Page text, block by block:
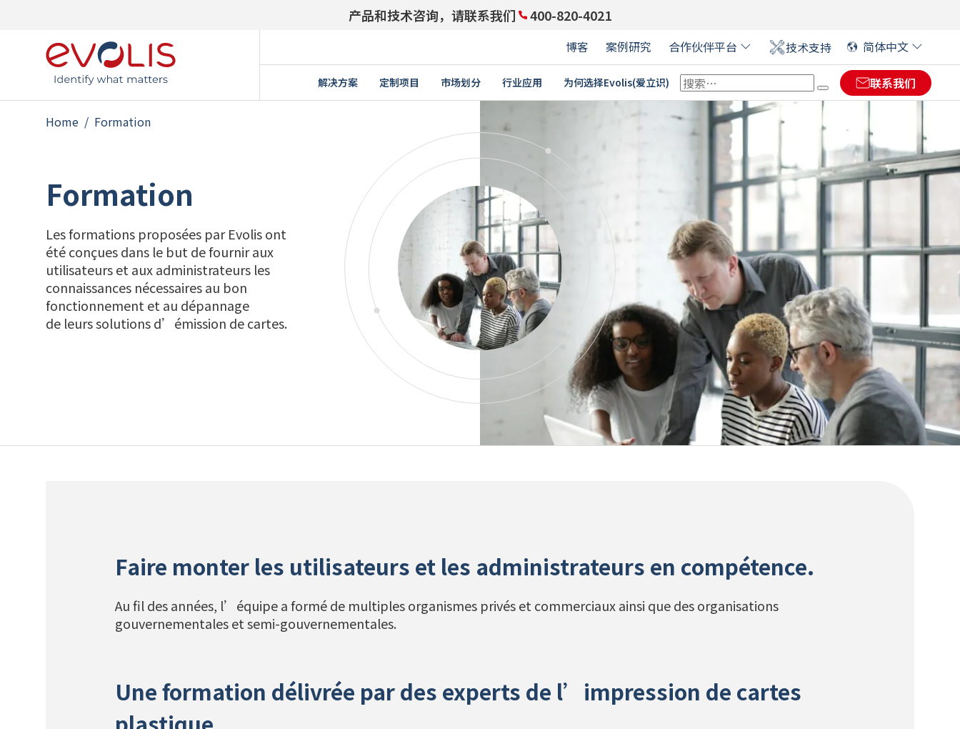
产品和技术咨询，请联系我们 400-820-4021
博客 案例研究 合作伙伴平台
与领先企业携手同行：成为 EVOLIS 合作伙伴
PARTNERS ACCESS
技术支持 简体中文
ENGLISH(英语)
( 英语(US))
FRANÇAIS(法语)
德语)
ITALIANO(意大利语)
ESPAÑOL(西班牙语)
РУССКИЙ(俄语)
日本語(日语)
PORTUGUÊS(葡萄牙语（巴西）)
解决方案
卡片打印机 耗材
EDIKIO：塑料价格标签解决
方案
定制项目 市场划分
企业 教育 零售
医疗 交通
行业应用
带门禁功能的员工卡
预付卡和礼品卡
积分卡
学生证￼
驾驶执照
交通卡
银行卡
价格标签
大型活动证卡
数字签名￼
艺术展览的标签
为何选择Evolis(爱立识) 联系我们
Home / Formation
Formation
Les formations proposées par Evolis ont
été conçues dans le but de fournir aux
utilisateurs et aux administrateurs les
connaissances nécessaires au bon
fonctionnement et au dépannage
de leurs solutions d’émission de cartes.
Faire monter les utilisateurs et les administrateurs en compétence.
Au fil des années, l’équipe a formé de multiples organismes privés et commerciaux ainsi que des organisations
gouvernementales et semi-gouvernementales.
Une formation délivrée par des experts de l’impression de cartes